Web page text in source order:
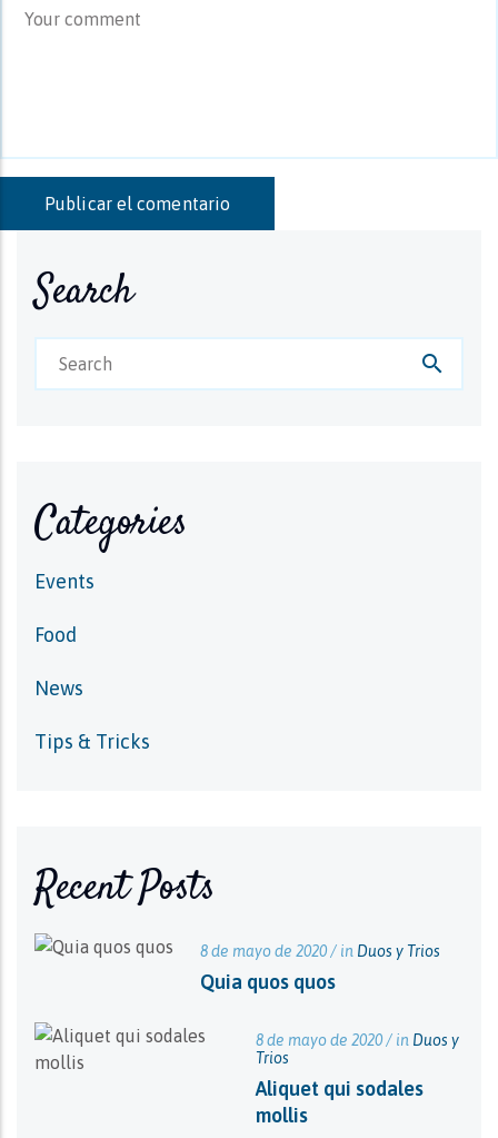
Search
search
Categories
Events
Food
News
Tips & Tricks
Recent Posts
8 de mayo de 2020 / in Duos y Trios
Quia quos quos
8 de mayo de 2020 / in Duos y
Trios
Aliquet qui sodales
mollis